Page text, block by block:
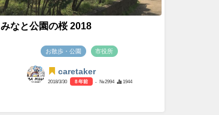
みなと公園の桜 2018
お散歩・公園 市役所
caretaker
2018/3/30 8 年前 - №2994 1944